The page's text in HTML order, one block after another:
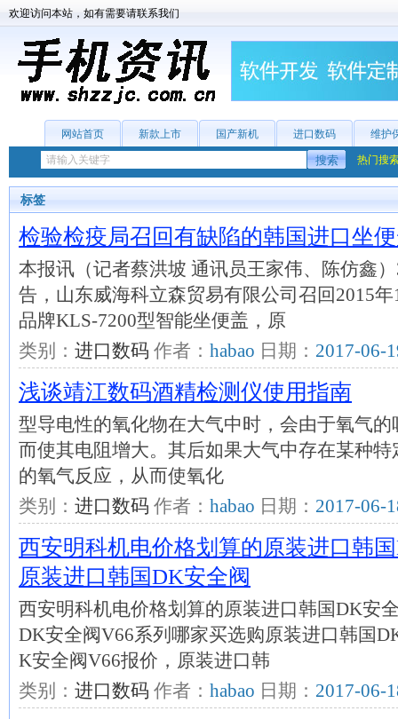
欢迎访问本站，如有需要请联系我们
网站首页 新款上市 国产新机 进口数码 维护
热门搜
标签
检验检疫局召回有缺陷的韩国进口坐
本报讯（记者蔡洪坡 通讯员王家伟、陈仿鑫
告，山东威海科立森贸易有限公司召回2015
品牌KLS-7200型智能坐便盖，原
类别： 进口数码 作者： habao 日期： 2017-06-
浅谈靖江数码酒精检测仪使用指南
型导电性的氧化物在大气中时，会由于氧气
而使其电阻增大。其后如果大气中存在某种
的氧气反应，从而使氧化
类别： 进口数码 作者： habao 日期： 2017-06-
西安明科机电价格划算的原装进口韩
原装进口韩国DK安全阀
西安明科机电价格划算的原装进口韩国DK安
DK安全阀V66系列哪家买选购原装进口韩国
K安全阀V66报价，原装进口韩
类别： 进口数码 作者： habao 日期： 2017-06-